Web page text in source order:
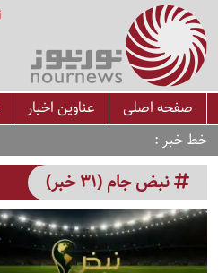
صفحه اصلی عناوین اخبار
خط خبر
نبض جام (31 خبر)